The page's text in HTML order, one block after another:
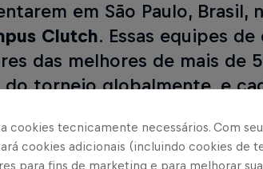
em São Paulo, Brasil,
Clutch. Essas equipes
das melhores de mais de
torneio globalmente, e
de campeã do Red Bull
de € 20.000que vai com
cookies tecnicamente necessários. Com
cookies adicionais (incluindo cookies de
para fins de marketing e para melhorar